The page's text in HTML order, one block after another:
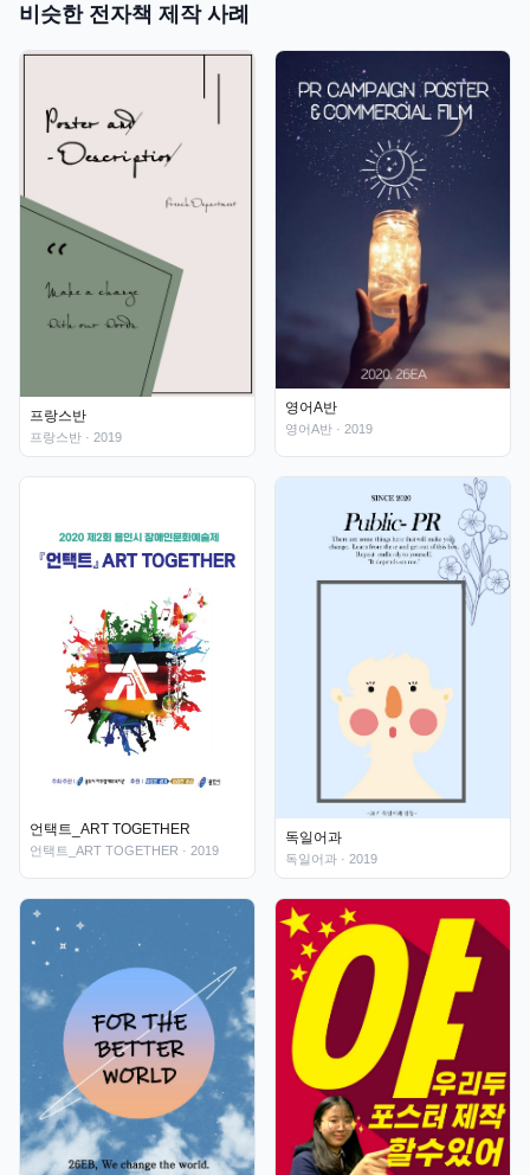
비슷한 전자책 제작 사례
프랑스반
프랑스반 · 2019
영어A반
영어A반 · 2019
언택트_ART TOGETHER
언택트_ART TOGETHER · 2019
독일어과
독일어과 · 2019